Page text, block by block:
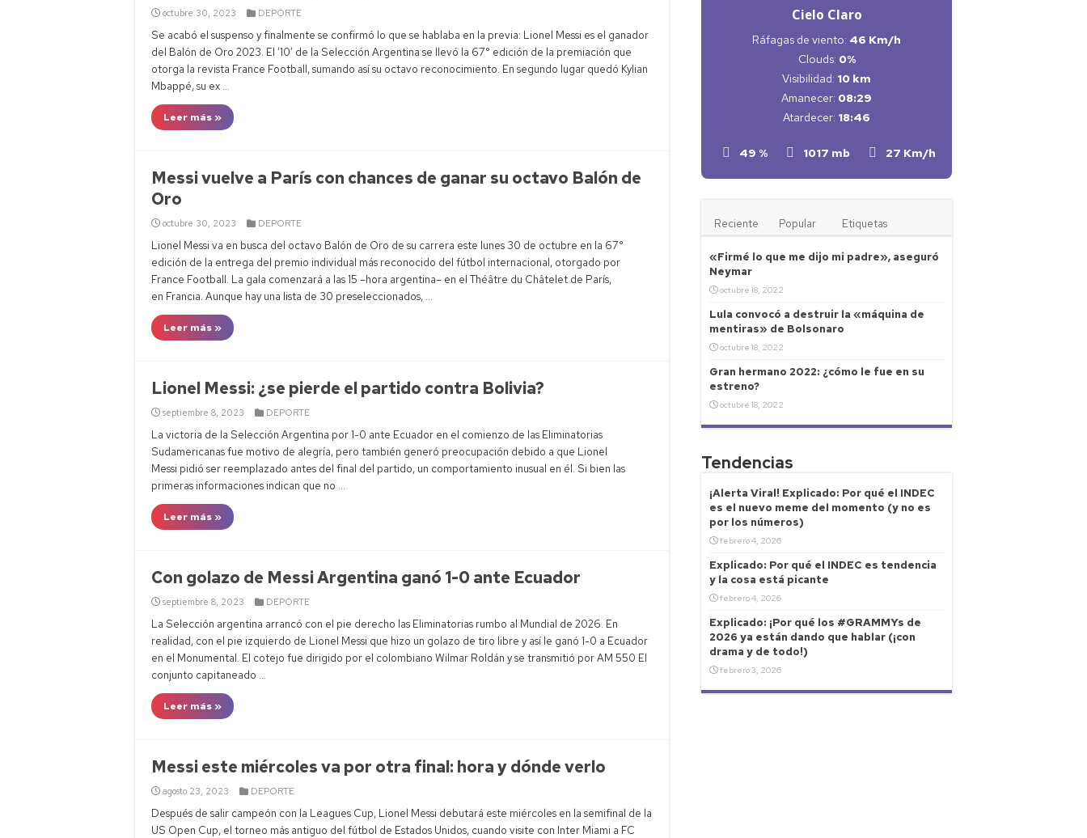
Extranjerización de tierras: la preocupación del Gobierno por reformas de Milei
Temporal en Neuquén: rutas colapsadas y 1200 camiones varados
octubre 30, 2023 DEPORTE
Se acabó el suspenso y finalmente se confirmó lo que se hablaba en la previa: Lionel Messi es el ganador
del Balón de Oro 2023. El ’10’ de la Selección Argentina se llevó la 67° edición de la premiación que
otorga la revista France Football, sumando así su octavo reconocimiento. En segundo lugar quedó Kylian
Mbappé, su ex …
Leer más »
Messi vuelve a París con chances de ganar su octavo Balón de
Oro
octubre 30, 2023 DEPORTE
Lionel Messi va en busca del octavo Balón de Oro de su carrera este lunes 30 de octubre en la 67°
edición de la entrega del premio individual más reconocido del fútbol internacional, otorgado por
France Football. La gala comenzará a las 15 –hora argentina– en el Théâtre du Châtelet de París,
en Francia. Aunque hay una lista de 30 preseleccionados, …
Leer más »
Lionel Messi: ¿se pierde el partido contra Bolivia?
septiembre 8, 2023 DEPORTE
La victoria de la Selección Argentina por 1-0 ante Ecuador en el comienzo de las Eliminatorias
Sudamericanas fue motivo de alegría, pero también generó preocupación debido a que Lionel
Messi pidió ser reemplazado antes del final del partido, un comportamiento inusual en él. Si bien las
primeras informaciones indican que no …
Leer más »
Con golazo de Messi Argentina ganó 1-0 ante Ecuador
septiembre 8, 2023 DEPORTE
La Selección argentina arrancó con el pie derecho las Eliminatorias rumbo al Mundial de 2026. En
realidad, con el pie izquierdo de Lionel Messi que hizo un golazo de tiro libre y así le ganó 1-0 a Ecuador
en el Monumental. El cotejo fue dirigido por el colombiano Wilmar Roldán y se transmitió por AM 550 El
conjunto capitaneado …
Leer más »
Messi este miércoles va por otra final: hora y dónde verlo
agosto 23, 2023 DEPORTE
Después de salir campeón con la Leagues Cup, Lionel Messi debutará este miércoles en la semifinal de la
US Open Cup, el torneo más antiguo del fútbol de Estados Unidos, cuando visite con Inter Miami a FC
Cielo Claro
49 % 1017 mb 27 Km/h
Ráfagas de viento: 46 Km/h
Clouds: 0%
Visibilidad: 10 km
Amanecer: 08:29
Atardecer: 18:46
Reciente Popular Etiquetas
«Firmé lo que me dijo mi padre», aseguró
Neymar
octubre 18, 2022
Lula convocó a destruir la «máquina de
mentiras» de Bolsonaro
octubre 18, 2022
Gran hermano 2022: ¿cómo le fue en su
estreno?
octubre 18, 2022
Tendencias
¡Alerta Viral! Explicado: Por qué el INDEC
es el nuevo meme del momento (y no es
por los números)
febrero 4, 2026
Explicado: Por qué el INDEC es tendencia
y la cosa está picante
febrero 4, 2026
Explicado: ¡Por qué los #GRAMMYs de
2026 ya están dando que hablar (¡con
drama y de todo!)
febrero 3, 2026